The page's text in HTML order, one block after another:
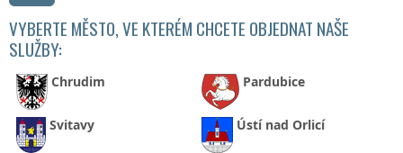
VYBERTE MĚSTO, VE KTERÉM CHCETE OBJEDNAT NAŠE
SLUŽBY:
Chrudim Pardubice
Svitavy Ústí nad Orlicí